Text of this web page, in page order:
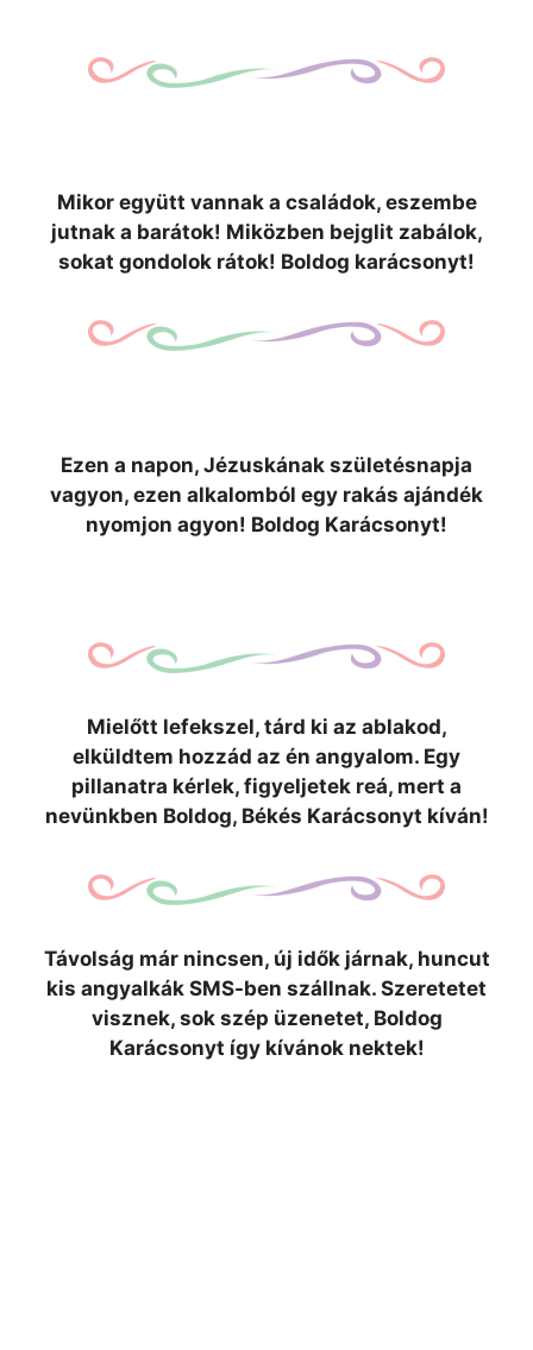
Mikor együtt vannak a családok, eszembe
jutnak a barátok! Miközben bejglit zabálok,
sokat gondolok rátok! Boldog karácsonyt!
Ezen a napon, Jézuskának születésnapja
vagyon, ezen alkalomból egy rakás ajándék
nyomjon agyon! Boldog Karácsonyt!
Mielőtt lefekszel, tárd ki az ablakod,
elküldtem hozzád az én angyalom. Egy
pillanatra kérlek, figyeljetek reá, mert a
nevünkben Boldog, Békés Karácsonyt kíván!
Távolság már nincsen, új idők járnak, huncut
kis angyalkák SMS-ben szállnak. Szeretetet
visznek, sok szép üzenetet, Boldog
Karácsonyt így kívánok nektek!